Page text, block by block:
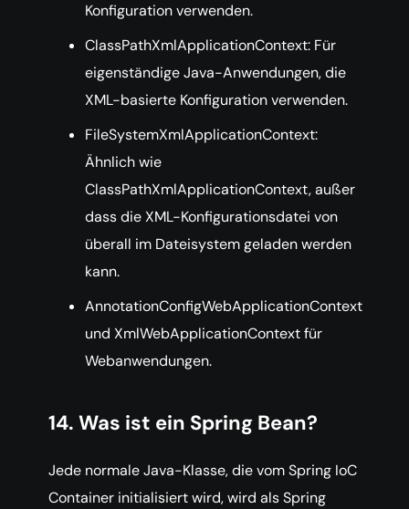
Konfiguration verwenden.
ClassPathXmlApplicationContext: Für
eigenständige Java-Anwendungen, die
XML-basierte Konfiguration verwenden.
FileSystemXmlApplicationContext:
Ähnlich wie
ClassPathXmlApplicationContext, außer
dass die XML-Konfigurationsdatei von
überall im Dateisystem geladen werden
kann.
AnnotationConfigWebApplicationContext
und XmlWebApplicationContext für
Webanwendungen.
14. Was ist ein Spring Bean?
Jede normale Java-Klasse, die vom Spring IoC
Container initialisiert wird, wird als Spring